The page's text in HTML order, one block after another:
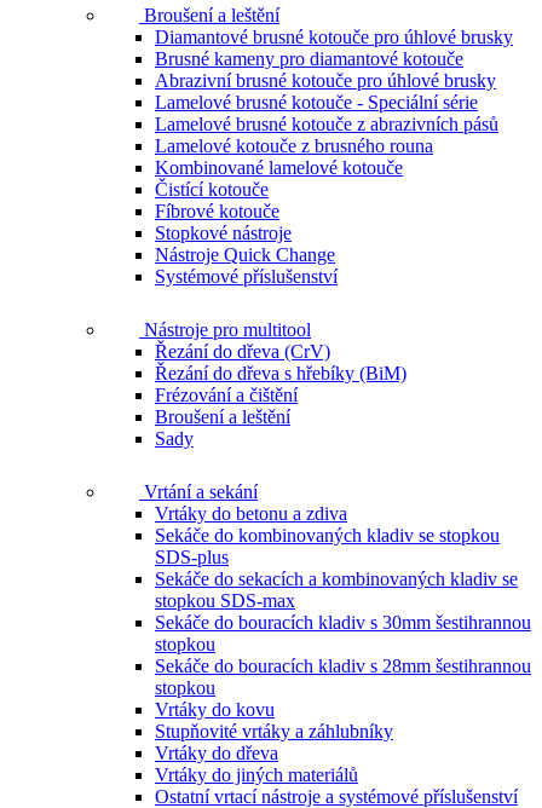
Broušení a leštění
Diamantové brusné kotouče pro úhlové brusky
Brusné kameny pro diamantové kotouče
Abrazivní brusné kotouče pro úhlové brusky
Lamelové brusné kotouče - Speciální série
Lamelové brusné kotouče z abrazivních pásů
Lamelové kotouče z brusného rouna
Kombinované lamelové kotouče
Čistící kotouče
Fíbrové kotouče
Stopkové nástroje
Nástroje Quick Change
Systémové příslušenství
Nástroje pro multitool
Řezání do dřeva (CrV)
Řezání do dřeva s hřebíky (BiM)
Frézování a čištění
Broušení a leštění
Sady
Vrtání a sekání
Vrtáky do betonu a zdiva
Sekáče do kombinovaných kladiv se stopkou
SDS-plus
Sekáče do sekacích a kombinovaných kladiv se
stopkou SDS-max
Sekáče do bouracích kladiv s 30mm šestihrannou
stopkou
Sekáče do bouracích kladiv s 28mm šestihrannou
stopkou
Vrtáky do kovu
Stupňovité vrtáky a záhlubníky
Vrtáky do dřeva
Vrtáky do jiných materiálů
Ostatní vrtací nástroje a systémové příslušenství